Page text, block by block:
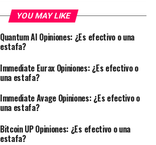
YOU MAY LIKE
Quantum AI Opiniones: ¿Es efectivo o una
estafa?
Immediate Eurax Opiniones: ¿Es efectivo o
una estafa?
Immediate Avage Opiniones: ¿Es efectivo o
una estafa?
Bitcoin UP Opiniones: ¿Es efectivo o una
estafa?